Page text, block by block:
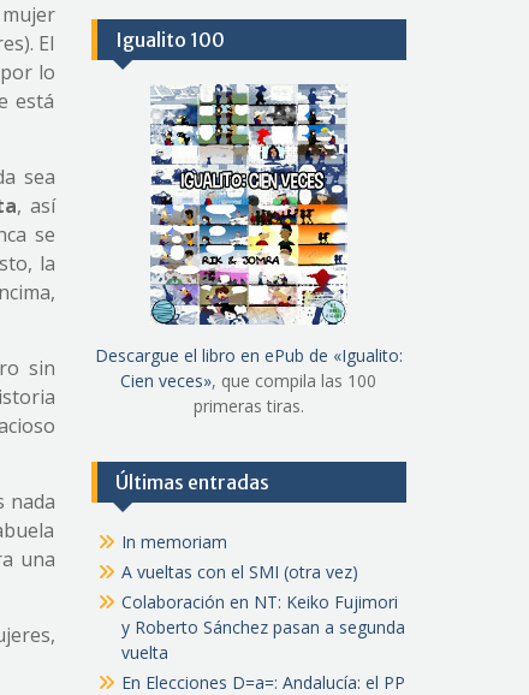
El
lo
está
sea
, así
se
la
sin
nada
una
Igualito 100
Descargue el libro en ePub de «Igualito:
Cien veces», que compila las 100
primeras tiras.
Últimas entradas
In memoriam
A vueltas con el SMI (otra vez)
Colaboración en NT: Keiko Fujimori
y Roberto Sánchez pasan a segunda
vuelta
En Elecciones D=a=: Andalucía: el PP